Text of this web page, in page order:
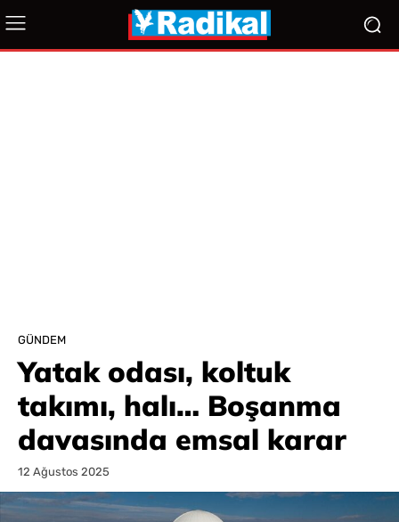
GÜNDEM
Yatak odası, koltuk
takımı, halı… Boşanma
davasında emsal karar
12 Ağustos 2025